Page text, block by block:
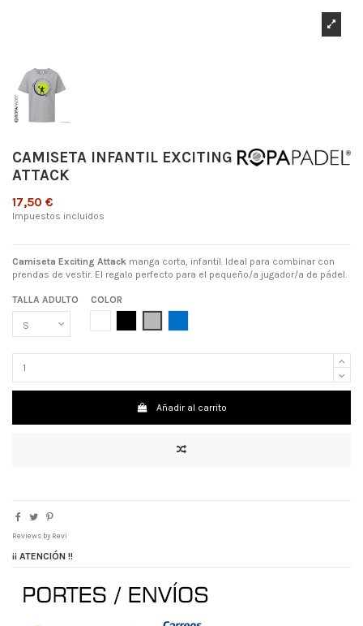
CAMISETA INFANTIL EXCITING
ATTACK
17,50 €
Impuestos incluidos
Camiseta Exciting Attack manga corta, infantil. Ideal para combinar con
prendas de vestir. El regalo perfecto para el pequeño/a jugador/a de pádel.
TALLA ADULTO
COLOR
Añadir al carrito
Reviews by Revi
¡¡ ATENCIÓN !!